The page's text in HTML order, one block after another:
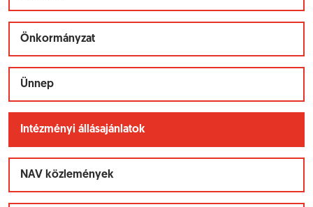
Önkormányzat
Ünnep
Intézményi állásajánlatok
NAV közlemények